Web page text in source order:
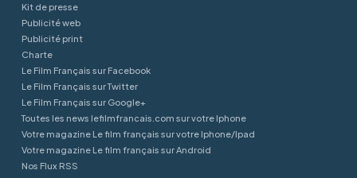
Kit de presse
Publicité web
Publicité print
Charte
Le Film Français sur Facebook
Le Film Français sur Twitter
Le Film Français sur Google+
Toutes les news lefilmfrancais.com sur votre Iphone
Votre magazine Le film français sur votre Iphone/Ipad
Votre magazine Le film français sur Android
Nos Flux RSS